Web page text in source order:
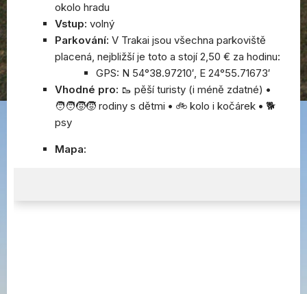
okolo hradu
Vstup: volný
Parkování: V Trakai jsou všechna parkoviště
placená, nejbližší je toto a stojí 2,50 € za hodinu:
GPS: N 54°38.97210′, E 24°55.71673′
Vhodné pro: 🥾 pěší turisty (i méně zdatné) •
🧑‍🧑‍🧒‍🧒 rodiny s dětmi • 🚲 kolo i kočárek • 🐕
psy
Mapa: